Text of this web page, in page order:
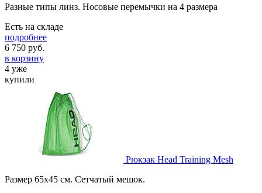
Разные типы линз. Носовые перемычки на 4 размера
Есть на складе
подробнее
6 750 руб.
в корзину
4 уже
купили
Рюкзак Head Training Mesh
Размер 65х45 см. Сетчатый мешок.